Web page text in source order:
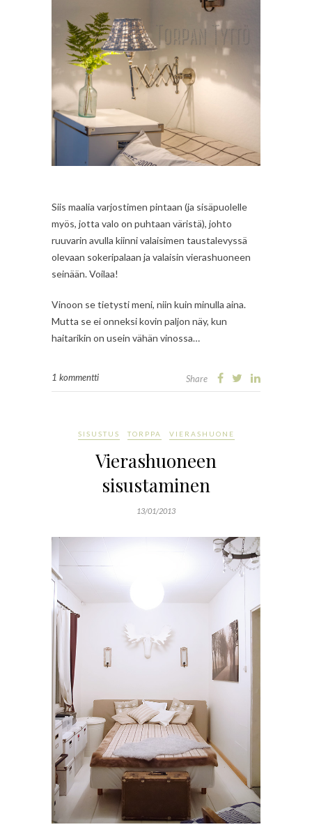
Siis maalia varjostimen pintaan (ja sisäpuolelle
myös, jotta valo on puhtaan väristä), johto
ruuvarin avulla kiinni valaisimen taustalevyssä
olevaan sokeripalaan ja valaisin vierashuoneen
seinään. Voilaa!
Vinoon se tietysti meni, niin kuin minulla aina.
Mutta se ei onneksi kovin paljon näy, kun
haitarikin on usein vähän vinossa…
1 kommentti Share
SISUSTUS TORPPA VIERASHUONE
Vierashuoneen
sisustaminen
13/01/2013